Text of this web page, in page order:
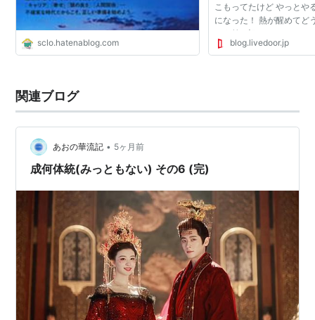
sclo.hatenablog.com
こもってたけど やっとや
になった！ 熱が醒めてど
まう前に記しておきたい
っと…ごめんなさい 親切
blog.livedoor.jp
関連ブログ
あおの華流記 • 5ヶ月前
成何体統(みっともない) その6 (完)